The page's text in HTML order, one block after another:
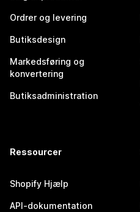
Ordrer og levering
Butiksdesign
Markedsføring og
konvertering
Butiksadministration
Ressourcer
Shopify Hjælp
API-dokumentation